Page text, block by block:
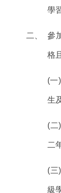
學
二、 參
格
(一
生
(
二
(三
級